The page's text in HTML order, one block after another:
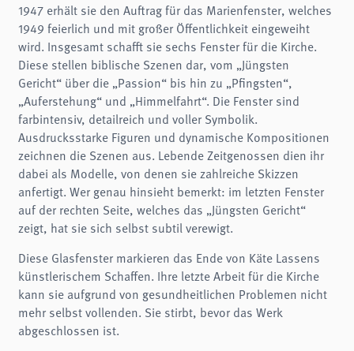
1947 erhält sie den Auftrag für das Marienfenster, welches
1949 feierlich und mit großer Öffentlichkeit eingeweiht
wird. Insgesamt schafft sie sechs Fenster für die Kirche.
Diese stellen biblische Szenen dar, vom „Jüngsten
Gericht“ über die „Passion“ bis hin zu „Pfingsten“,
„Auferstehung“ und „Himmelfahrt“. Die Fenster sind
farbintensiv, detailreich und voller Symbolik.
Ausdrucksstarke Figuren und dynamische Kompositionen
zeichnen die Szenen aus. Lebende Zeitgenossen dien ihr
dabei als Modelle, von denen sie zahlreiche Skizzen
anfertigt. Wer genau hinsieht bemerkt: im letzten Fenster
auf der rechten Seite, welches das „Jüngsten Gericht“
zeigt, hat sie sich selbst subtil verewigt.
Diese Glasfenster markieren das Ende von Käte Lassens
künstlerischem Schaffen. Ihre letzte Arbeit für die Kirche
kann sie aufgrund von gesundheitlichen Problemen nicht
mehr selbst vollenden. Sie stirbt, bevor das Werk
abgeschlossen ist.